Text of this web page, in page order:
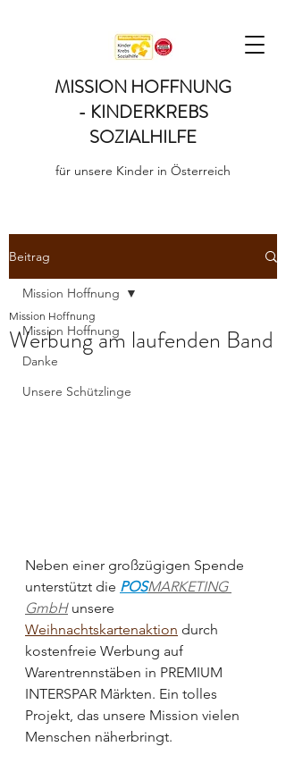
MISSION HOFFNUNG
- KINDERKREBS
SOZIALHILFE
für unsere Kinder in Österreich
Beitrag
Mission Hoffnung
Danke
Unsere Schützlinge
Mission Hoffnung
Werbung am laufenden Band
Mission Hoffnung
Neben einer großzügigen Spende
unterstützt die POSMARKETING
GmbH unsere
Weihnachtskartenaktion durch
kostenfreie Werbung auf
Warentrennstäben in PREMIUM
INTERSPAR Märkten. Ein tolles
Projekt, das unsere Mission vielen
Menschen näherbringt.